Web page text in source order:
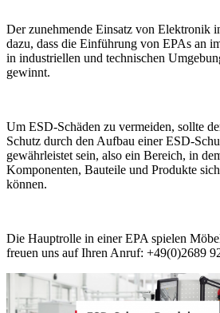
Der zunehmende Einsatz von Elektronik
dazu, dass die Einführung von EPAs an
in industriellen und technischen
gewinnt.
Um ESD-Schäden zu vermeiden, sollte
Schutz durch den Aufbau einer ESD-
gewährleistet sein, also ein Bereich, in
Komponenten, Bauteile und Produkte
können.
Die Hauptrolle in einer EPA spielen
freuen uns auf Ihren Anruf: +49(0)2689